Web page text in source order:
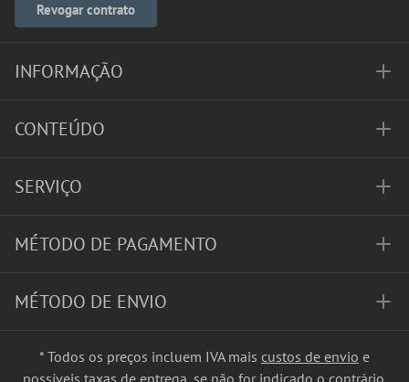
Revogar contrato
INFORMAÇÃO
CONTEÚDO
SERVIÇO
MÉTODO DE PAGAMENTO
MÉTODO DE ENVIO
* Todos os preços incluem IVA mais custos de envio e
possíveis taxas de entrega, se não for indicado o contrário.